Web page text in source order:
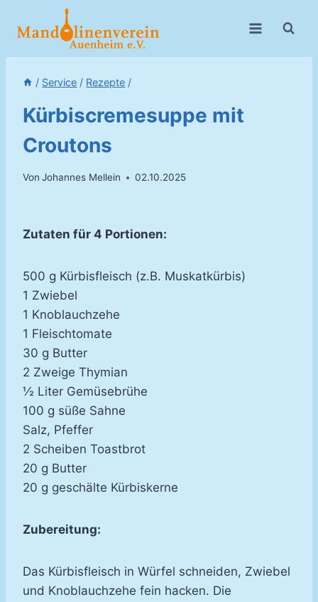
Inhalt
/ Service / Rezepte /
Kürbiscremesuppe mit
Croutons
Von Johannes Mellein 02.10.2025
Zutaten für 4 Portionen:
500 g Kürbisfleisch (z.B. Muskatkürbis)
1 Zwiebel
1 Knoblauchzehe
1 Fleischtomate
30 g Butter
2 Zweige Thymian
½ Liter Gemüsebrühe
100 g süße Sahne
Salz, Pfeffer
2 Scheiben Toastbrot
20 g Butter
20 g geschälte Kürbiskerne
Zubereitung:
Das Kürbisfleisch in Würfel schneiden, Zwiebel
und Knoblauchzehe fein hacken. Die